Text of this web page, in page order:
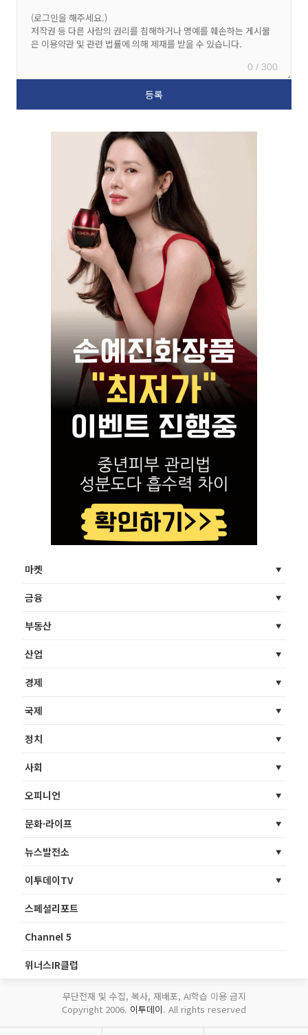
0 / 300
마켓
금융
부동산
산업
경제
국제
정치
사회
오피니언
문화·라이프
뉴스발전소
이투데이TV
스페셜리포트
Channel 5
위너스IR클럽
무단전재 및 수집, 복사, 재배포, AI학습 이용 금지
Copyright 2006. 이투데이. All rights reserved